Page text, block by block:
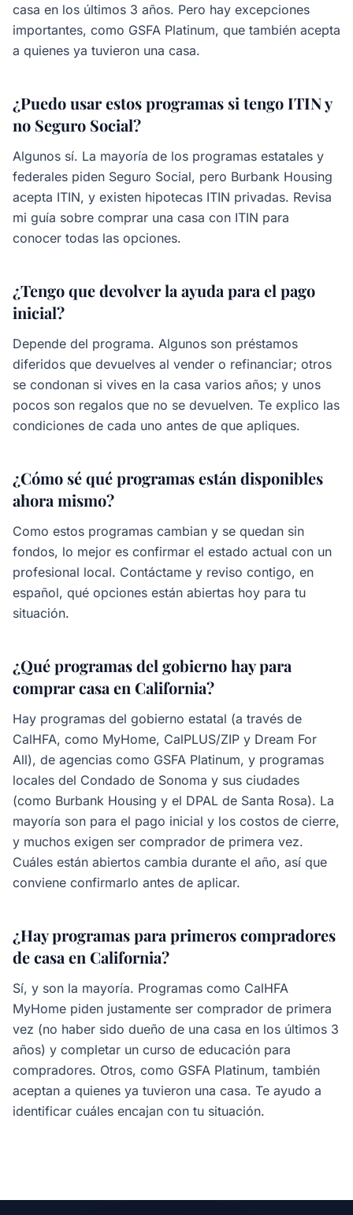
casa en los últimos 3 años. Pero hay excepciones
importantes, como GSFA Platinum, que también acepta
a quienes ya tuvieron una casa.
¿Puedo usar estos programas si tengo ITIN y
no Seguro Social?
Algunos sí. La mayoría de los programas estatales y
federales piden Seguro Social, pero Burbank Housing
acepta ITIN, y existen hipotecas ITIN privadas. Revisa
mi guía sobre comprar una casa con ITIN para
conocer todas las opciones.
¿Tengo que devolver la ayuda para el pago
inicial?
Depende del programa. Algunos son préstamos
diferidos que devuelves al vender o refinanciar; otros
se condonan si vives en la casa varios años; y unos
pocos son regalos que no se devuelven. Te explico las
condiciones de cada uno antes de que apliques.
¿Cómo sé qué programas están disponibles
ahora mismo?
Como estos programas cambian y se quedan sin
fondos, lo mejor es confirmar el estado actual con un
profesional local. Contáctame y reviso contigo, en
español, qué opciones están abiertas hoy para tu
situación.
¿Qué programas del gobierno hay para
comprar casa en California?
Hay programas del gobierno estatal (a través de
CalHFA, como MyHome, CalPLUS/ZIP y Dream For
All), de agencias como GSFA Platinum, y programas
locales del Condado de Sonoma y sus ciudades
(como Burbank Housing y el DPAL de Santa Rosa). La
mayoría son para el pago inicial y los costos de cierre,
y muchos exigen ser comprador de primera vez.
Cuáles están abiertos cambia durante el año, así que
conviene confirmarlo antes de aplicar.
¿Hay programas para primeros compradores
de casa en California?
Sí, y son la mayoría. Programas como CalHFA
MyHome piden justamente ser comprador de primera
vez (no haber sido dueño de una casa en los últimos 3
años) y completar un curso de educación para
compradores. Otros, como GSFA Platinum, también
aceptan a quienes ya tuvieron una casa. Te ayudo a
identificar cuáles encajan con tu situación.